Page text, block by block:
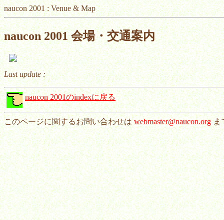
naucon 2001 : Venue & Map
naucon 2001 会場・交通案内
Last update :
naucon 2001のindexに戻る
このページに関するお問い合わせはwebmaster@naucon.orgま